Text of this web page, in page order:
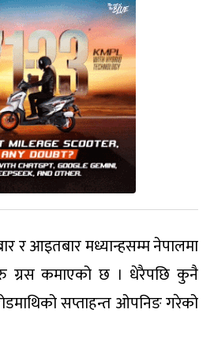
र आइतबार मध्यान्हसम्म नेपालमा
ग्रस कमाएको छ । धेरैपछि कुनै
सप्ताहन्त ओपनिङ गरेको